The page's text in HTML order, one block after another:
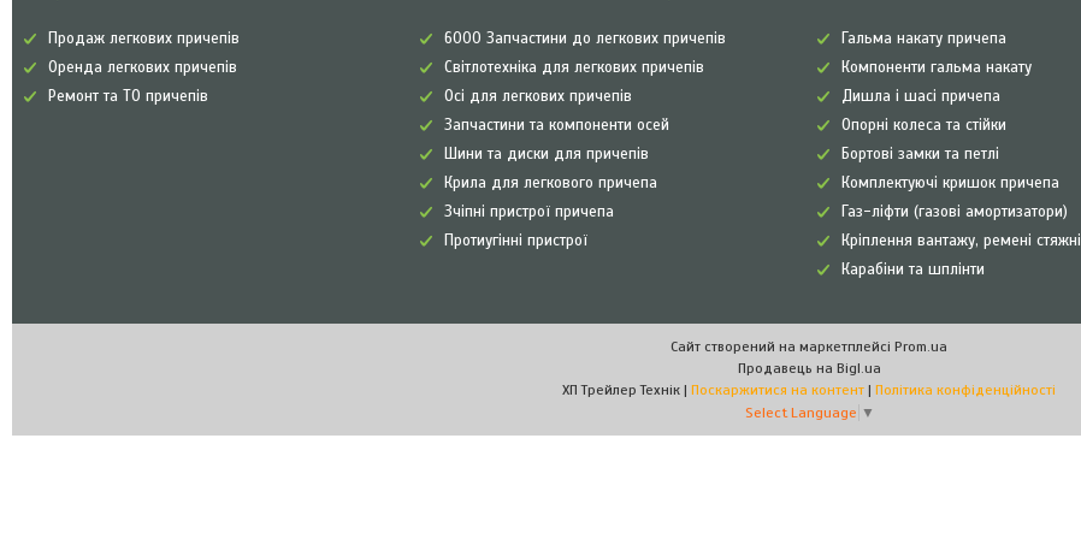
Продаж легкових причепів
Оренда легкових причепів
Ремонт та ТО причепів
6000 Запчастини до легкових причепів
Світлотехніка для легкових причепів
Осі для легкових причепів
Запчастини та компоненти осей
Шини та диски для причепів
Крила для легкового причепа
Зчіпні пристрої причепа
Протиугінні пристрої
Гальма накату причепа
Компоненти гальма накату
Дишла і шасі причепа
Опорні колеса та стійки
Бортові замки та петлі
Комплектуючі кришок причепа
Газ-ліфти (газові амортизатори)
Кріплення вантажу, ремені стяжні
Карабіни та шплінти
Сайт створений на маркетплейсі Prom.ua
Продавець на Bigl.ua
ХП Трейлер Технік | Поскаржитися на контент | Політика конфіденційності
Select Language ▼